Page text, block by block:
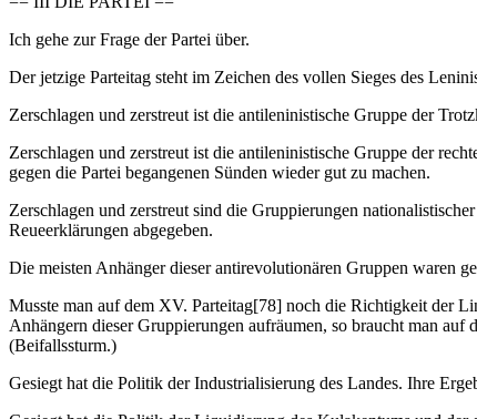
Ich gehe zur Frage der Partei über.
Der jetzige Parteitag steht im Zeichen des vollen Sieges des
Zerschlagen und zerstreut ist die antileninistische Gruppe der
Zerschlagen und zerstreut ist die antileninistische Gruppe der
gegen die Partei begangenen Sünden wieder gut zu machen.
Zerschlagen und zerstreut sind die Gruppierungen
Reueerklärungen abgegeben.
Die meisten Anhänger dieser antirevolutionären Gruppen waren
Musste man auf dem XV. Parteitag[78] noch die Richtigkeit der
Anhängern dieser Gruppierungen aufräumen, so braucht man auf
(Beifallssturm.)
Gesiegt hat die Politik der Industrialisierung des Landes. Ihre